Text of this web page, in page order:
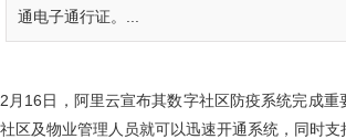
通电子通行证。...
2月16日，阿里云宣布其数字社区防疫系统完成重
社区及物业管理人员就可以迅速开通系统，同时